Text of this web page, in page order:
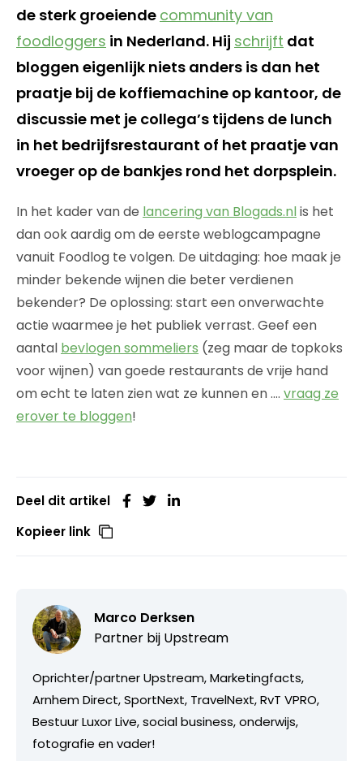
de sterk groeiende community van
foodloggers in Nederland. Hij schrijft dat
bloggen eigenlijk niets anders is dan het
praatje bij de koffiemachine op kantoor, de
discussie met je collega’s tijdens de lunch
in het bedrijfsrestaurant of het praatje van
vroeger op de bankjes rond het dorpsplein.
In het kader van de lancering van Blogads.nlis het
dan ook aardig om de eerste weblogcampagne
vanuit Foodlog te volgen. De uitdaging: hoe maak je
minder bekende wijnen die beter verdienen
bekender? De oplossing: start een onverwachte
actie waarmee je het publiek verrast. Geef een
aantal bevlogen sommeliers (zeg maar de topkoks
voor wijnen) van goede restaurants de vrije hand
om echt te laten zien wat ze kunnen en …. vraag ze
erover te bloggen!
Deel dit artikel
Kopieer link
Marco Derksen
Partner bij Upstream
Oprichter/partner Upstream, Marketingfacts,
Arnhem Direct, SportNext, TravelNext, RvT VPRO,
Bestuur Luxor Live, social business, onderwijs,
fotografie en vader!